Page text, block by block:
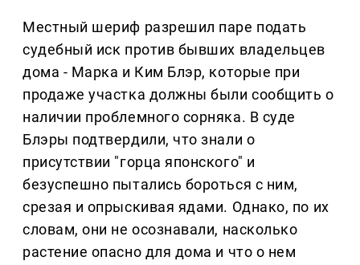
Местный шериф разрешил паре подать
судебный иск против бывших владельцев
дома - Марка и Ким Блэр, которые при
продаже участка должны были сообщить о
наличии проблемного сорняка. В суде
Блэры подтвердили, что знали о
присутствии "горца японского" и
безуспешно пытались бороться с ним,
срезая и опрыскивая ядами. Однако, по их
словам, они не осознавали, насколько
растение опасно для дома и что о нем